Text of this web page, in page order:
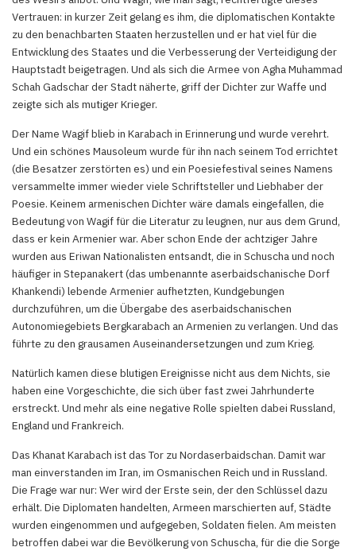
Vertrauen: in kurzer Zeit gelang es ihm, die diplomatischen Kontakte
zu den benachbarten Staaten herzustellen und er hat viel für die
Entwicklung des Staates und die Verbesserung der Verteidigung der
Hauptstadt beigetragen. Und als sich die Armee von Agha Muhammad
Schah Gadschar der Stadt näherte, griff der Dichter zur Waffe und
zeigte sich als mutiger Krieger.
Der Name Wagif blieb in Karabach in Erinnerung und wurde verehrt.
Und ein schönes Mausoleum wurde für ihn nach seinem Tod errichtet
(die Besatzer zerstörten es) und ein Poesiefestival seines Namens
versammelte immer wieder viele Schriftsteller und Liebhaber der
Poesie. Keinem armenischen Dichter wäre damals eingefallen, die
Bedeutung von Wagif für die Literatur zu leugnen, nur aus dem Grund,
dass er kein Armenier war. Aber schon Ende der achtziger Jahre
wurden aus Eriwan Nationalisten entsandt, die in Schuscha und noch
häufiger in Stepanakert (das umbenannte aserbaidschanische Dorf
Khankendi) lebende Armenier aufhetzten, Kundgebungen
durchzuführen, um die Übergabe des aserbaidschanischen
Autonomiegebiets Bergkarabach an Armenien zu verlangen. Und das
führte zu den grausamen Auseinandersetzungen und zum Krieg.
Natürlich kamen diese blutigen Ereignisse nicht aus dem Nichts, sie
haben eine Vorgeschichte, die sich über fast zwei Jahrhunderte
erstreckt. Und mehr als eine negative Rolle spielten dabei Russland,
England und Frankreich.
Das Khanat Karabach ist das Tor zu Nordaserbaidschan. Damit war
man einverstanden im Iran, im Osmanischen Reich und in Russland.
Die Frage war nur: Wer wird der Erste sein, der den Schlüssel dazu
erhält. Die Diplomaten handelten, Armeen marschierten auf, Städte
wurden eingenommen und aufgegeben, Soldaten fielen. Am meisten
betroffen dabei war die Bevölkerung von Schuscha, für die die Sorge